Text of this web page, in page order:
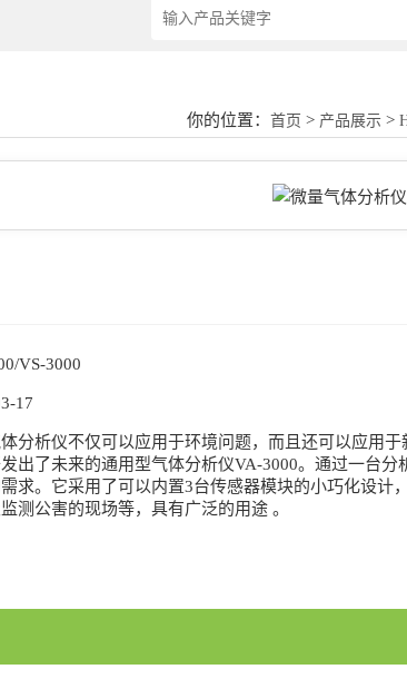
你的位置：首页 > 产品展示 >
VS-3000
17
分析仪不仅可以应用于环境问题，而且还可以应用
出了未来的通用型气体分析仪VA-3000。通过一台
求。它采用了可以内置3台传感器模块的小巧化设计
测公害的现场等，具有广泛的用途 。